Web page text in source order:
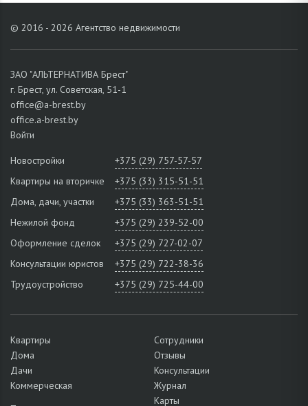
© 2016 - 2026 Агентство недвижимости
ЗАО "АЛЬТЕРНАТИВА Брест"
г. Брест, ул. Советская, 51-1
office@a-brest.by
office.a-brest.by
Войти
Новостройки
+375 (29) 757-57-57
Квартиры на вторичке
+375 (33) 315-51-51
Дома, дачи, участки
+375 (33) 363-51-51
Нежилой фонд
+375 (29) 239-52-00
Оформление сделок
+375 (29) 727-02-07
Консультации юристов
+375 (29) 722-38-36
Трудоустройство
+375 (29) 725-44-00
Квартиры
Дома
Дачи
Коммерческая
Сотрудники
Отзывы
Консультации
Журнал
Карты